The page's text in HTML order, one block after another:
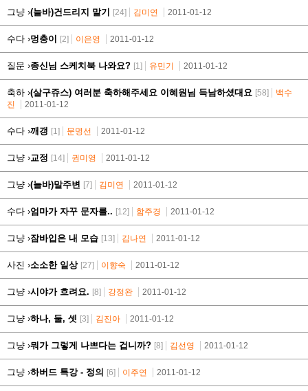
그냥 ›(늘바)건드리지 말기 [24] 김미연 2011-01-12
수다 ›멍충이 [2] 이은영 2011-01-12
질문 ›종신님 스케치북 나와요? [1] 유민기 2011-01-12
축하 ›(살구쥬스) 여러분 축하해주세요 이혜원님 득남하셨대요 [58]
백수
진
2011-01-12
수다 ›깨갱 [1] 문명선 2011-01-12
그냥 ›교정 [14] 권미영 2011-01-12
그냥 ›(늘바)말주변 [7] 김미연 2011-01-12
수다 ›엄마가 자꾸 문자를.. [12] 함주경 2011-01-12
그냥 ›잠바입은 내 모습 [13] 김나연 2011-01-12
사진 ›소소한 일상 [27] 이향숙 2011-01-12
그냥 ›시야가 흐려요. [8] 강정완 2011-01-12
그냥 ›하나, 둘, 셋 [3] 김진아 2011-01-12
그냥 ›뭐가 그렇게 나쁘다는 겁니까? [8] 김선영 2011-01-12
그냥 ›하버드 특강 - 정의 [6] 이주연 2011-01-12